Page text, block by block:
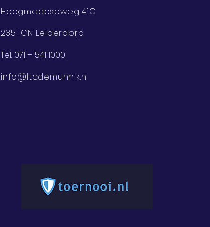
Hoogmadeseweg 41C
2351 CN Leiderdorp
Tel.: 071 – 541 1000
info@ltcdemunnik.nl